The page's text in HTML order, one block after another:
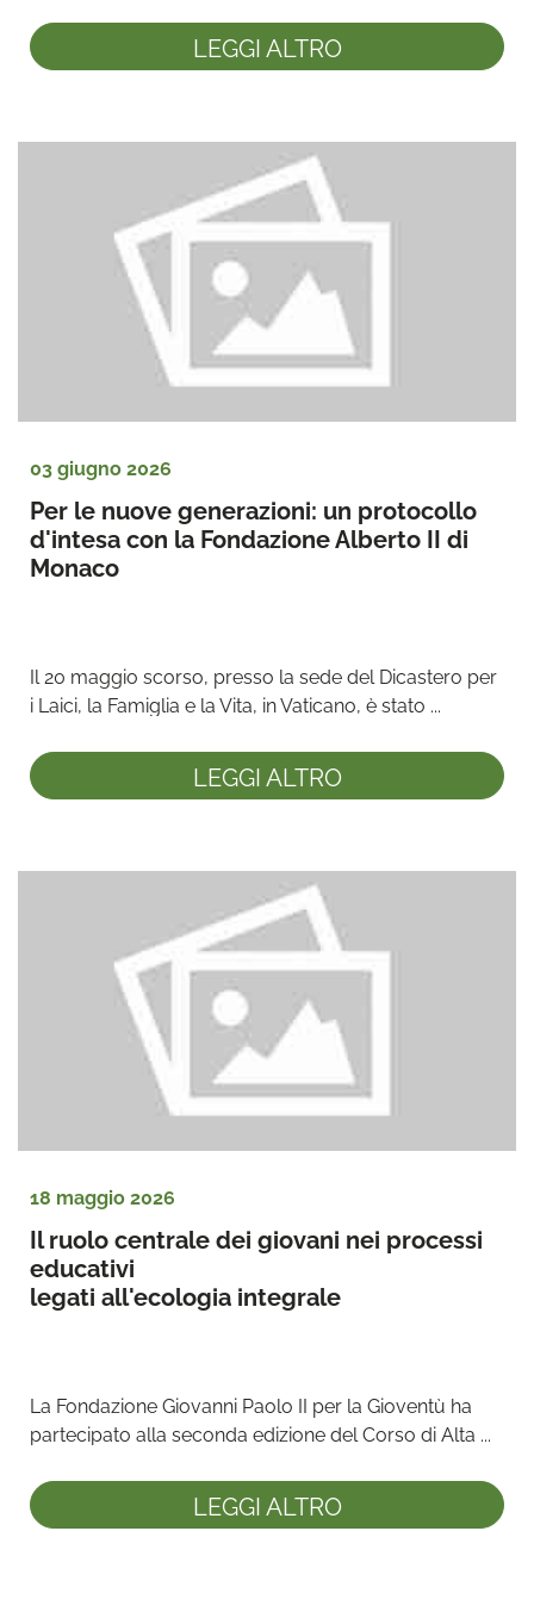
LEGGI ALTRO
03 giugno 2026
Per le nuove generazioni: un protocollo
d'intesa con la Fondazione Alberto II di
Monaco
Il 20 maggio scorso, presso la sede del Dicastero per
i Laici, la Famiglia e la Vita, in Vaticano, è stato ...
LEGGI ALTRO
18 maggio 2026
Il ruolo centrale dei giovani nei processi
educativi
legati all'ecologia integrale
La Fondazione Giovanni Paolo II per la Gioventù ha
partecipato alla seconda edizione del Corso di Alta ...
LEGGI ALTRO